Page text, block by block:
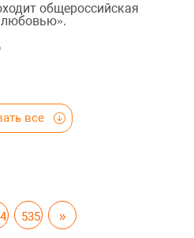
общероссийская
любовью».
все
535 »